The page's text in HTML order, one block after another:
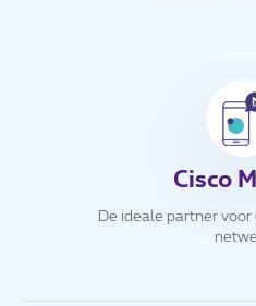
Cisco
De ideale partner